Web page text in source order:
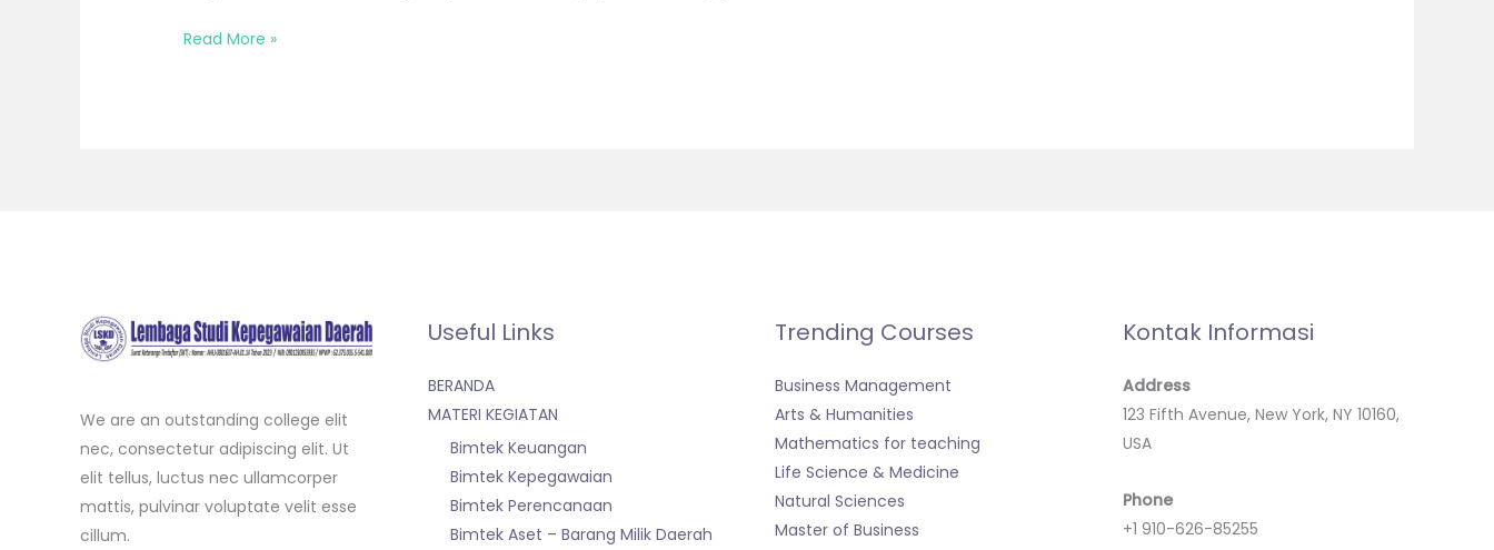
Read More »
We are an outstanding college elit
nec, consectetur adipiscing elit. Ut
elit tellus, luctus nec ullamcorper
mattis, pulvinar voluptate velit esse
cillum.
Useful Links
BERANDA
MATERI KEGIATAN
Bimtek Keuangan
Bimtek Kepegawaian
Bimtek Perencanaan
Bimtek Aset – Barang Milik Daerah
Trending Courses
Business Management
Arts & Humanities
Mathematics for teaching
Life Science & Medicine
Natural Sciences
Master of Business
Kontak Informasi
Address
123 Fifth Avenue, New York, NY 10160,
USA
Phone
+1 910-626-85255